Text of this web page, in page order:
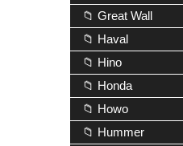
📁 Great Wall
📁 Haval
📁 Hino
📁 Honda
📁 Howo
📁 Hummer